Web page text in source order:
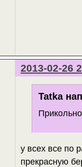
2013-02-26
Tatka
у всех все по
прекрасную